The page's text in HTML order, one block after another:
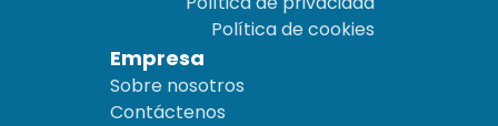
Política de cookies
Empresa
Sobre nosotros
Contáctenos